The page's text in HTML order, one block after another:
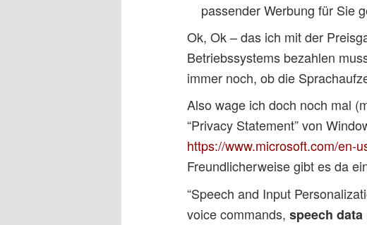
passender Werbung für Sie
Ok, Ok – das ich mit der
Betriebssystems bezahlen
immer noch, ob die
Also wage ich doch noch mal
“Privacy Statement” von
https://www.microsoft.com/en-
Freundlicherweise gibt es da
“Speech and Input
voice commands, speech